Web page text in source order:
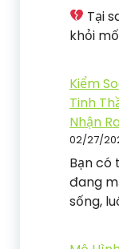
Tại
khỏi
Kiểm
Tinh
Nhận
02/27/
Bạn có
đang
sống,